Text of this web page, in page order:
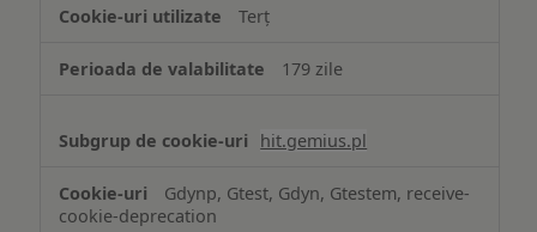
Terț
179 zile
hit.gemius.pl
Gdynp, Gtest, Gdyn, Gtestem, receive-
cookie-deprecation